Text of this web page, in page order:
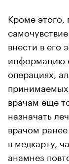
Кроме этого,
внести в его
информацию
операциях,
принимаемых
врачам еще
назначать
врачом
в медкарту,
анамнез